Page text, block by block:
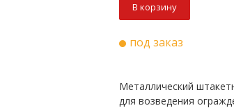
В корзину
под заказ
Металлический
для возведения